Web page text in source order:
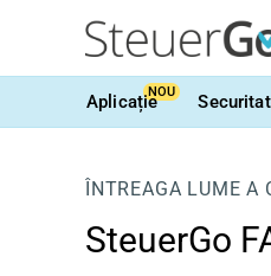
AplicațieNOU
ÎNTREAGA LUME A
SteuerGo